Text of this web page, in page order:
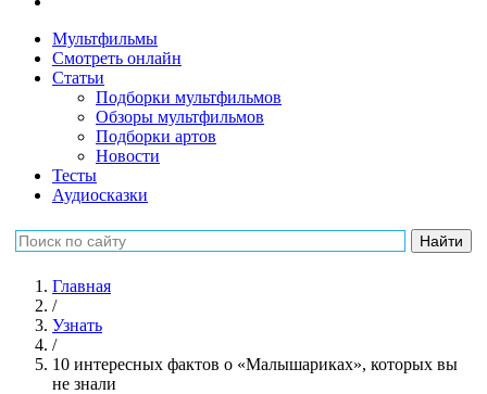
Мультфильмы
Смотреть онлайн
Статьи
Подборки мультфильмов
Обзоры мультфильмов
Подборки артов
Новости
Тесты
Аудиосказки
Главная
/
Узнать
/
10 интересных фактов о «Малышариках», которых вы
не знали